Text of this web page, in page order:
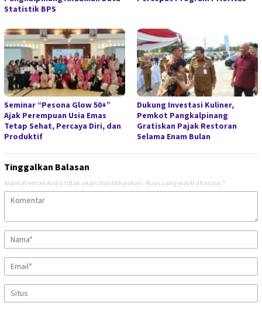
Statistik BPS
Seminar “Pesona Glow 50+”
Ajak Perempuan Usia Emas
Tetap Sehat, Percaya Diri, dan
Produktif
Dukung Investasi Kuliner,
Pemkot Pangkalpinang
Gratiskan Pajak Restoran
Selama Enam Bulan
Tinggalkan Balasan
Alamat email Anda tidak akan dipublikasikan. Ruas yang wajib ditandai *